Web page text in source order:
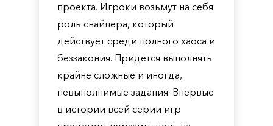
проекта. Игроки возьмут на себя
роль снайпера, который
действует среди полного хаоса и
беззакония. Придется выполнять
крайне сложные и иногда,
невыполнимые задания. Впервые
в истории всей серии игр